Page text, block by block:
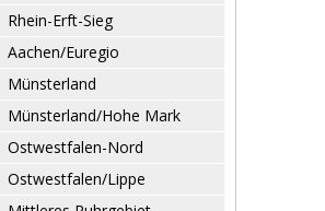
Rhein-Erft-Sieg
Aachen/Euregio
Münsterland
Münsterland/Hohe Mark
Ostwestfalen-Nord
Ostwestfalen/Lippe